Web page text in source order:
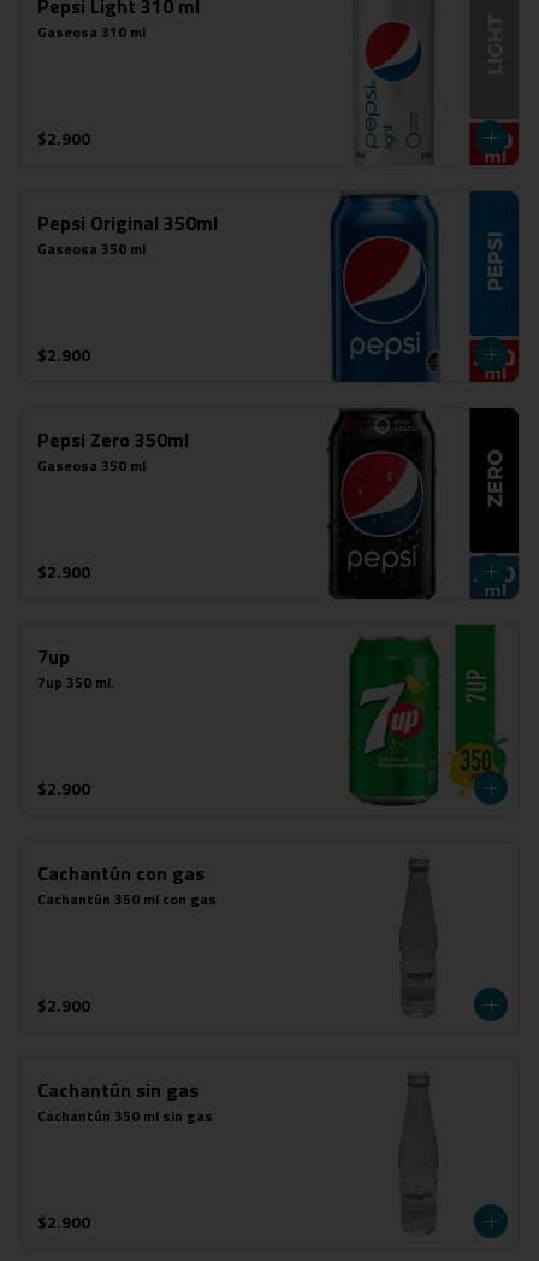
Pepsi Light 310 ml
Gaseosa 310 ml
$2.900
Pepsi Original 350ml
Gaseosa 350 ml
$2.900
Pepsi Zero 350ml
Gaseosa 350 ml
$2.900
7up
7up 350 ml.
$2.900
Cachantún con gas
Cachantún 350 ml con gas
$2.900
Cachantún sin gas
Cachantún 350 ml sin gas
$2.900